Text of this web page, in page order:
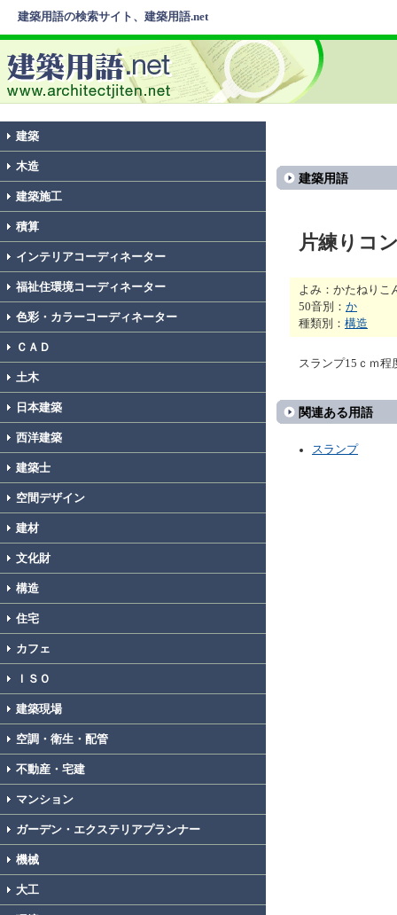
建築用語の検索サイト、建築用語.net
建築
木造
建築施工
積算
インテリアコーディネーター
福祉住環境コーディネーター
色彩・カラーコーディネーター
ＣＡＤ
土木
日本建築
西洋建築
建築士
空間デザイン
建材
文化財
構造
住宅
カフェ
ＩＳＯ
建築現場
空調・衛生・配管
不動産・宅建
マンション
ガーデン・エクステリアプランナー
機械
大工
建築用語
片練りコ
よみ：かたねりこ
50音別： か
種類別： 構造
スランプ15ｃｍ程
関連ある用語
スランプ